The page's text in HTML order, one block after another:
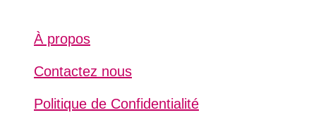
À propos
Contactez nous
Politique de Confidentialité